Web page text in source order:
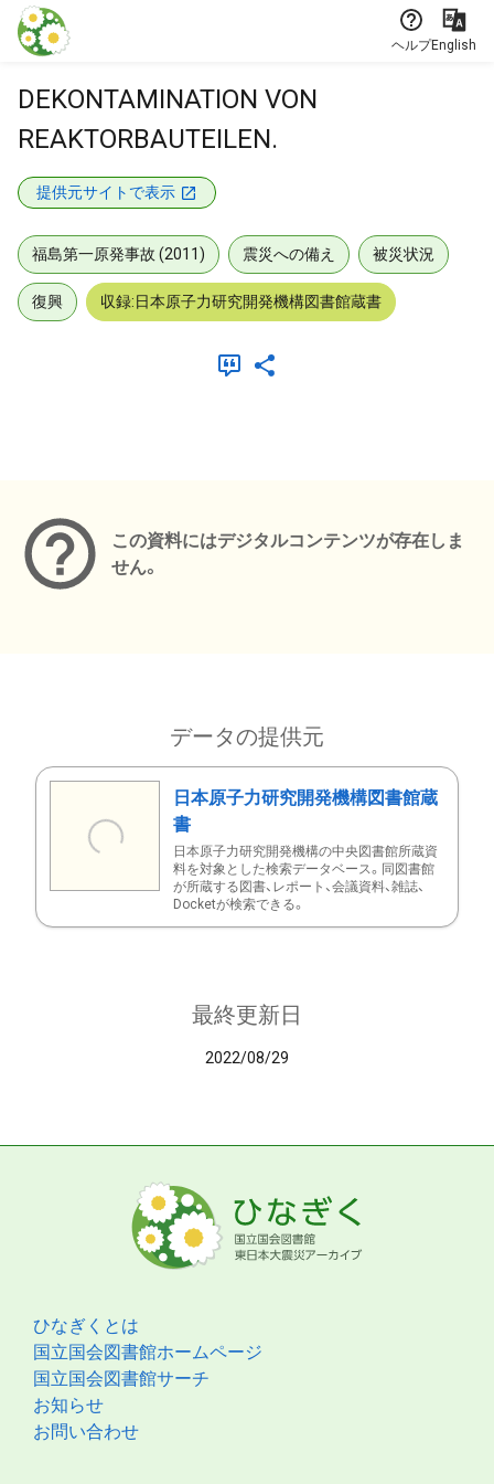
本文に飛ぶ
ヘルプEnglish
DEKONTAMINATION VON
REAKTORBAUTEILEN.
提供元サイトで表示
福島第一原発事故 (2011) 震災への備え 被災状況
復興 収録:日本原子力研究開発機構図書館蔵書
この資料にはデジタルコンテンツが存在しま
せん。
データの提供元
日本原子力研究開発機構図書館蔵
書
日本原子力研究開発機構の中央図書館所蔵資
料を対象とした検索データベース。同図書館
が所蔵する図書、レポート、会議資料、雑誌、
Docketが検索できる。
最終更新日
2022/08/29
ひなぎくとは
国立国会図書館ホームページ
国立国会図書館サーチ
お知らせ
お問い合わせ